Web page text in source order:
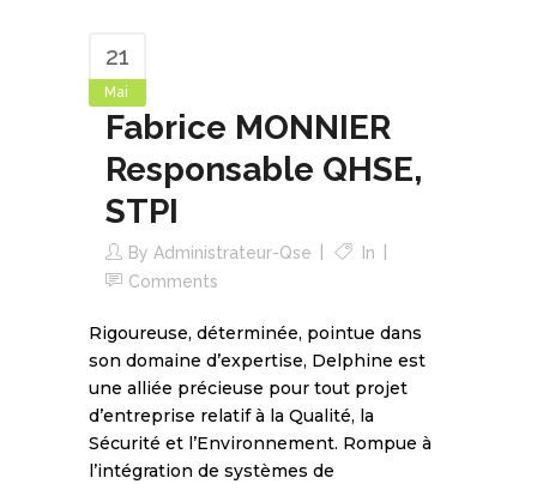
21
Mai
Fabrice MONNIER
Responsable QHSE,
STPI
By Administrateur-Qse
In
Comments
Rigoureuse, déterminée, pointue dans
son domaine d’expertise, Delphine est
une alliée précieuse pour tout projet
d’entreprise relatif à la Qualité, la
Sécurité et l’Environnement. Rompue à
l’intégration de systèmes de